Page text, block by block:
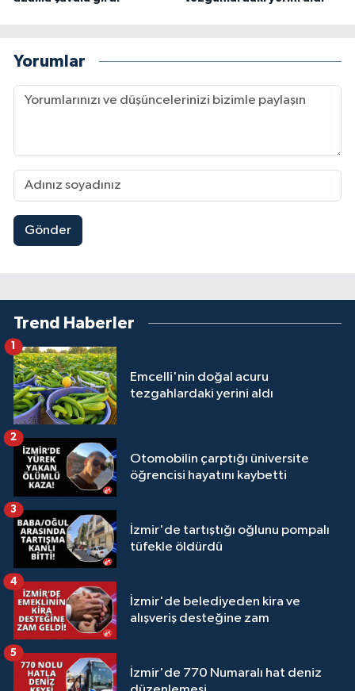
Yorumlar
Gönder
Trend Haberler
Emcelli'nin doğal acuru
tezgahlardaki yerini aldı
Otomobilin çarptığı üniversite
öğrencisi hayatını kaybetti
2
İzmir'de tartıştığı oğlunu pompalı
tüfekle öldürdü
3
İzmir'de belediyeden kira ve
alışveriş desteğine zam
4
İzmir'de 770 Numaralı hat deniz
5